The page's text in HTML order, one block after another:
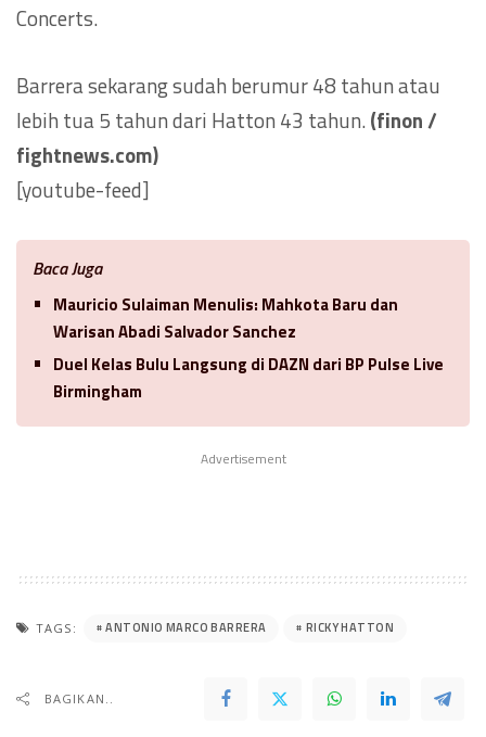
Concerts.
Barrera sekarang sudah berumur 48 tahun atau
lebih tua 5 tahun dari Hatton 43 tahun.(finon /
fightnews.com)
[youtube-feed]
Baca Juga
Mauricio Sulaiman Menulis: Mahkota Baru dan
Warisan Abadi Salvador Sanchez
Duel Kelas Bulu Langsung di DAZN dari BP Pulse Live
Birmingham
Advertisement
TAGS: ANTONIO MARCO BARRERA RICKY HATTON
BAGIKAN..